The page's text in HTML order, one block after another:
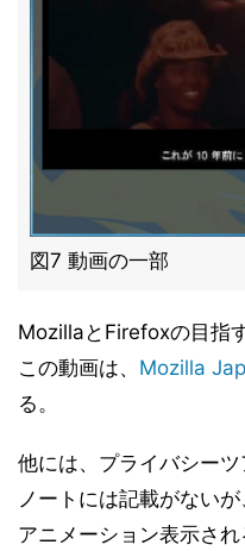
図7 動画の一部
MozillaとFirefoxの目指
この動画は、 Mozilla
る。
他には、プライバシー
ノートには記載がない
アニメーション表示され